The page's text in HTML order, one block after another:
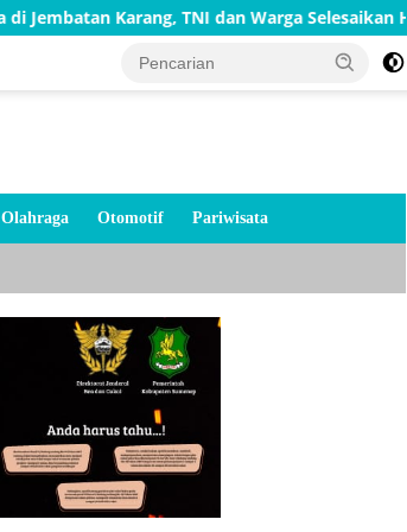
TNI dan Warga Selesaikan Harapan Bersama
Olahraga Otomotif Pariwisata